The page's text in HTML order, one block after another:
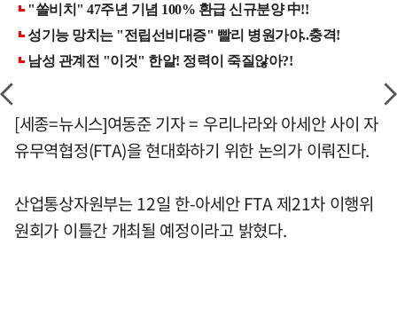
[세종=뉴시스]여동준 기자 = 우리나라와 아세안 사이 자
유무역협정(FTA)을 현대화하기 위한 논의가 이뤄진다.
산업통상자원부는 12일 한-아세안 FTA 제21차 이행위
원회가 이틀간 개최될 예정이라고 밝혔다.